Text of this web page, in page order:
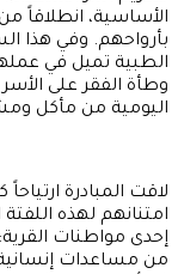
الأساسية، انطلاقاً
بأرواحهم. وفي هذا
الطبية تميل في
وطأة الفقر على الأسر
اليومية من مأكل
لاقت المبادرة
امتنانهم لهذه
إحدى مواطنات
من مساعدات